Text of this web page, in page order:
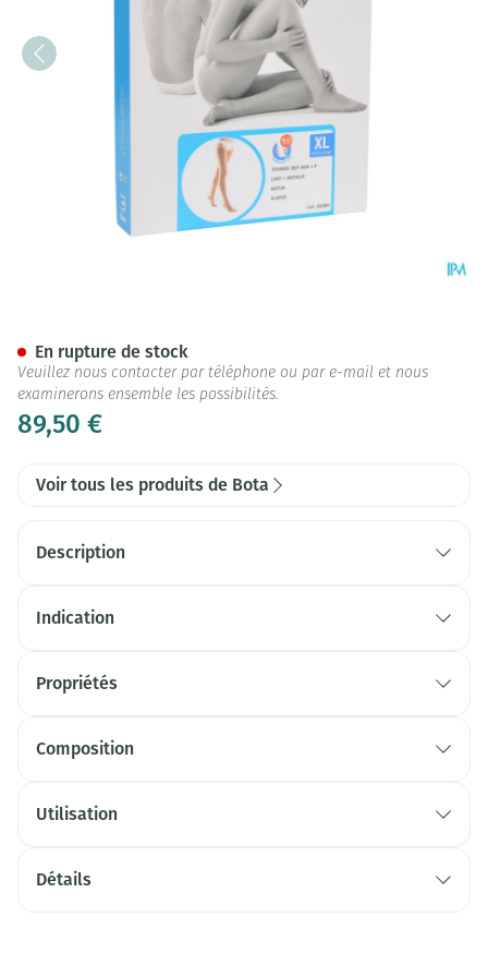
89,50 €
En rupture de stock
Veuillez nous contacter par téléphone ou par e-mail et nous
examinerons ensemble les possibilités.
Voir tous les produits de Bota
Description
Indication
Propriétés
Composition
Utilisation
Détails